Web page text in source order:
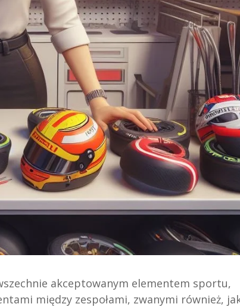
akceptowanym elementem sportu,
między zespołami, zwanymi również,